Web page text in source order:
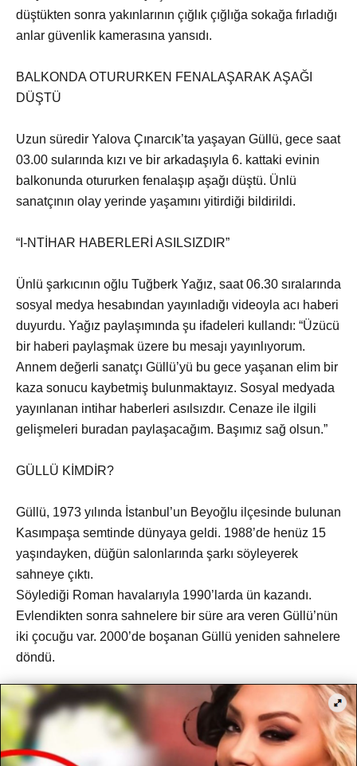
düştükten sonra yakınlarının çığlık çığlığa sokağa fırladığı
anlar güvenlik kamerasına yansıdı.
BALKONDA OTURURKEN FENALAŞARAK AŞAĞI
DÜŞTÜ
Uzun süredir Yalova Çınarcık’ta yaşayan Güllü, gece saat
03.00 sularında kızı ve bir arkadaşıyla 6. kattaki evinin
balkonunda otururken fenalaşıp aşağı düştü. Ünlü
sanatçının olay yerinde yaşamını yitirdiği bildirildi.
“I-NTİHAR HABERLERİ ASILSIZDIR”
Ünlü şarkıcının oğlu Tuğberk Yağız, saat 06.30 sıralarında
sosyal medya hesabından yayınladığı videoyla acı haberi
duyurdu. Yağız paylaşımında şu ifadeleri kullandı: “Üzücü
bir haberi paylaşmak üzere bu mesajı yayınlıyorum.
Annem değerli sanatçı Güllü’yü bu gece yaşanan elim bir
kaza sonucu kaybetmiş bulunmaktayız. Sosyal medyada
yayınlanan intihar haberleri asılsızdır. Cenaze ile ilgili
gelişmeleri buradan paylaşacağım. Başımız sağ olsun.”
GÜLLÜ KİMDİR?
Güllü, 1973 yılında İstanbul’un Beyoğlu ilçesinde bulunan
Kasımpaşa semtinde dünyaya geldi. 1988’de henüz 15
yaşındayken, düğün salonlarında şarkı söyleyerek
sahneye çıktı.
Söylediği Roman havalarıyla 1990’larda ün kazandı.
Evlendikten sonra sahnelere bir süre ara veren Güllü’nün
iki çocuğu var. 2000’de boşanan Güllü yeniden sahnelere
döndü.